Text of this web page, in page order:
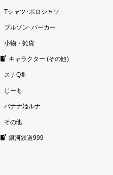
Tシャツ･ポロシャツ
ブルゾン･パーカー
小物・雑貨
キャラクター (その他)
スナQ®
じーも
バナナ姫ルナ
その他
銀河鉄道999